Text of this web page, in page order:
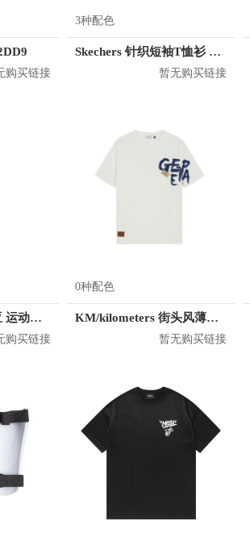
购买链接
3种配色
Skechers 针织短袖T恤衫 男女同款 L221U096
暂无购买链接
Columbia/哥伦比亚 运动护臂 CU0258
购买链接
0种配色
KM/kilometers 街头风薄款印花短袖T恤 男女同款 M2X2108248
暂无购买链接